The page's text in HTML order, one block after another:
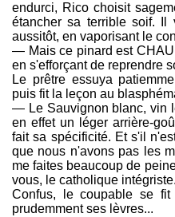
endurci, Rico choisit
étancher sa terrible soif. Il
aussitôt, en vaporisant le
— Mais ce pinard est
en s'efforçant de reprendre
Le prêtre essuya
puis fit la leçon au
— Le Sauvignon blanc, vin
en effet un léger arrière-
fait sa spécificité. Et s'il
que nous n'avons pas les
me faites beaucoup de
vous, le catholique intégriste.
Confus, le coupable se fit
prudemment ses lèvres...